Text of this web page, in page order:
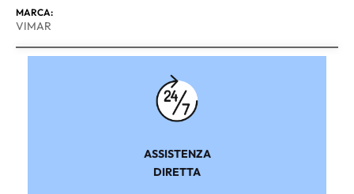
MARCA:
VIMAR
ASSISTENZA
DIRETTA